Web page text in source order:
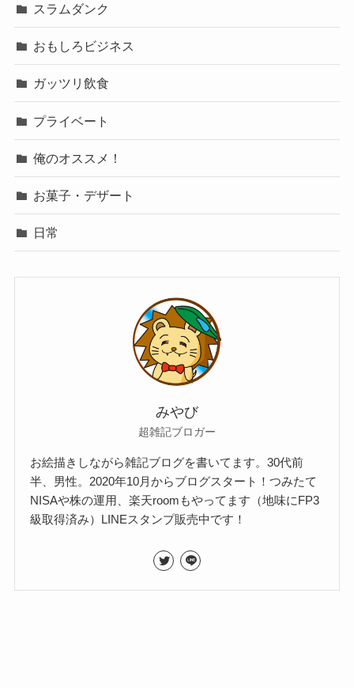
スラムダンク
おもしろビジネス
ガッツリ飲食
プライベート
俺のオススメ！
お菓子・デザート
日常
みやび
超雑記ブロガー
お絵描きしながら雑記ブログを書いてます。30代前
半、男性。2020年10月からブログスタート！つみたて
NISAや株の運用、楽天roomもやってます（地味にFP3
級取得済み）LINEスタンプ販売中です！